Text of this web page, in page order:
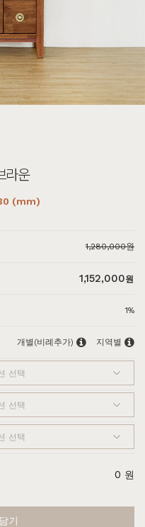
라운
(mm)
1,280,000원
1,152,000원
1%
개별(비례추가) 지역별
0 원
기